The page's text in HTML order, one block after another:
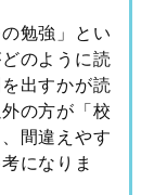
勉強」とい
のように読
出すかが読
の方が「校
間違えやす
になりま